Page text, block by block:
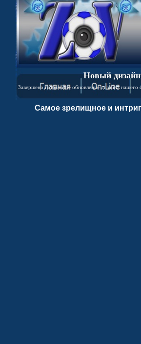
Новый
Завершено глобальное обновление дизайна
Самое зрелищное и